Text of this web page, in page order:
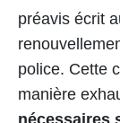
préavis écrit
police. Cette
manière
nécessaires